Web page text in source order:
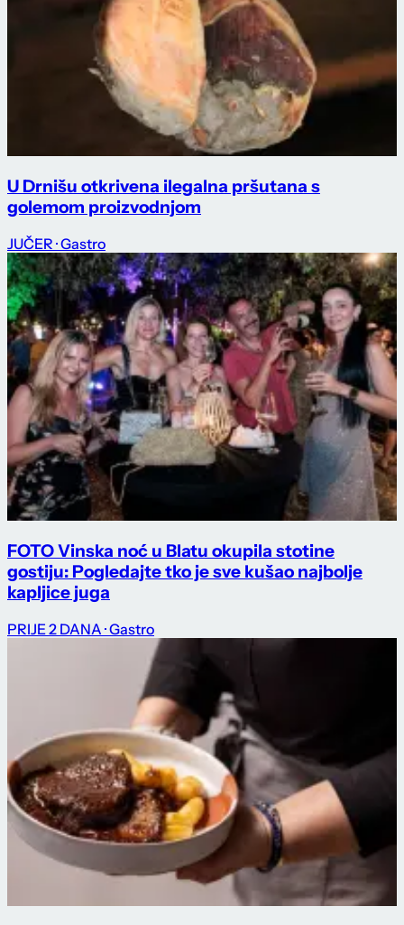
U Drnišu otkrivena ilegalna pršutana s
golemom proizvodnjom
JUČER · Gastro
FOTO Vinska noć u Blatu okupila stotine
gostiju: Pogledajte tko je sve kušao najbolje
kapljice juga
PRIJE 2 DANA · Gastro